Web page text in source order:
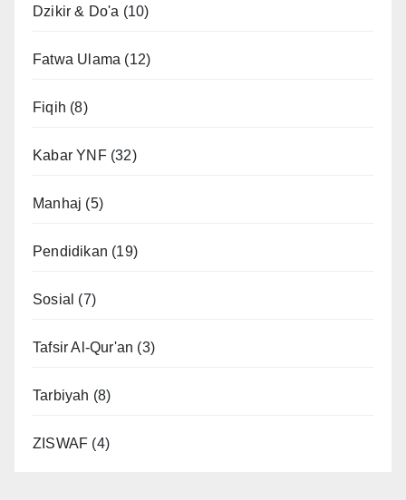
Dzikir & Do'a (10)
Fatwa Ulama (12)
Fiqih (8)
Kabar YNF(32)
Manhaj (5)
Pendidikan (19)
Sosial (7)
Tafsir Al-Qur'an (3)
Tarbiyah (8)
ZISWAF (4)